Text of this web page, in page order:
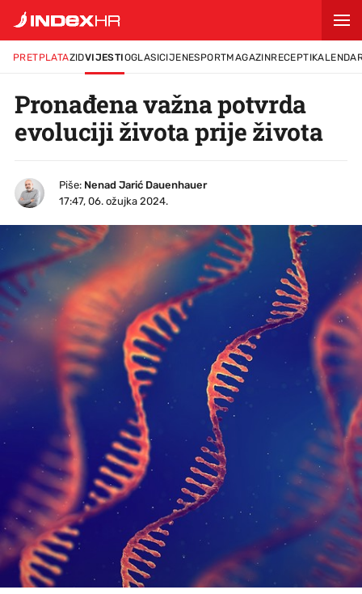
PRETPLATAZIDVIJESTIOGLASICIJENESPORTMAGAZINRECEPTI
Pronađena važna potvrda
evoluciji života prije života
Piše: Nenad Jarić Dauenhauer
17:47, 06. ožujka 2024.